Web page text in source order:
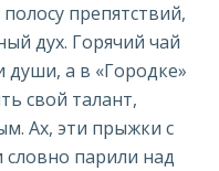
препятствий,
дух. Горячий чай
души, а в «Городке»
свой талант,
Ах, эти прыжки с
словно парили над